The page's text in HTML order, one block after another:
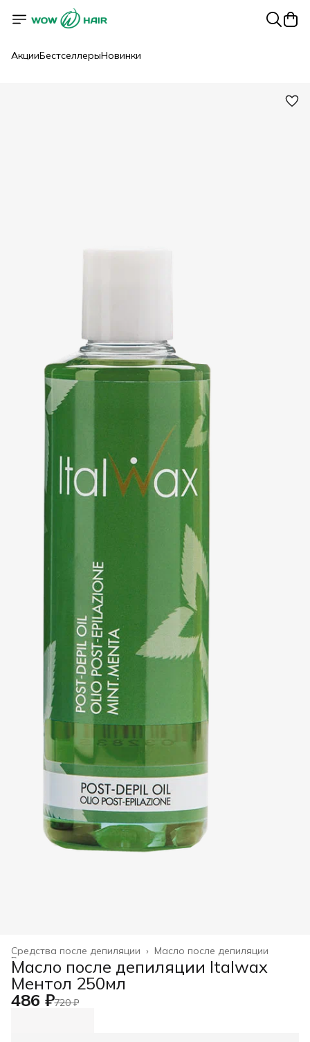
АкцииБестселлерыНовинки
Масло после депиляции
Средства после депиляции ›
Восковая депиляция и сопутствующие материалы
Главная ›
Масло после депиляции Italwax
Ментол 250мл
486 ₽720 ₽